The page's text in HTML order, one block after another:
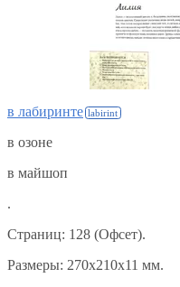
в лабиринте
в озоне
в майшоп
.
Страниц: 128 (Офсет).
Размеры: 270x210x11 мм.